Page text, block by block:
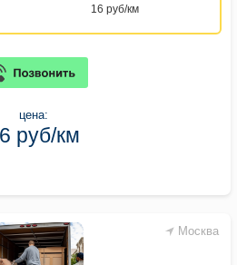
16 руб/км
цена:
руб/км
Москва